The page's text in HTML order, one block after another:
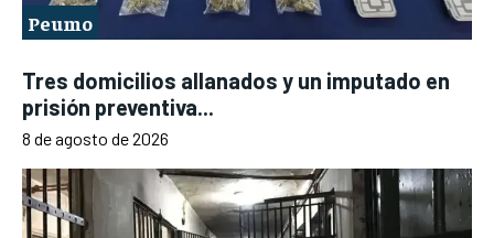
Peumo
Tres domicilios allanados y un imputado en
prisión preventiva...
8 de agosto de 2026